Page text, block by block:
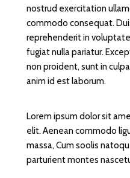
nostrud exercitation
commodo consequat.
reprehenderit in
fugiat nulla pariatur.
non proident, sunt in
anim id est laborum.
Lorem ipsum dolor sit
elit. Aenean commodo
massa, Cum soolis
parturient montes